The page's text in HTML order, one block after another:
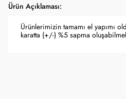
Ürün Açıklaması:
Ürünlerimizin tamamı el yapımı
karatta (+/-) %5 sapma